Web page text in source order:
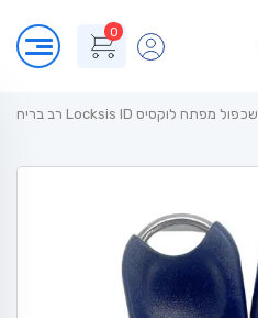
0
שכפול מפתח לוקסיס Locksis ID רב בריח